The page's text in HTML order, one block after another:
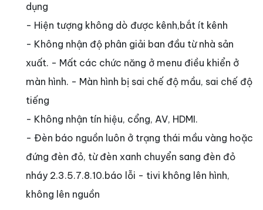
dụng
- Hiện tượng không dò được kênh,bắt ít kênh
- Không nhận độ phân giải ban đầu từ nhà sản
xuất. - Mất các chức năng ở menu điều khiển ở
màn hình. - Màn hình bị sai chế độ mầu, sai chế độ
tiếng
- Không nhận tín hiệu, cổng, AV, HDMI.
- Đèn báo nguồn luôn ở trạng thái mầu vàng hoặc
đứng đèn đỏ, từ đèn xanh chuyển sang đèn đỏ
nháy 2.3.5.7.8.10.báo lỗi - tivi không lên hình,
không lên nguồn